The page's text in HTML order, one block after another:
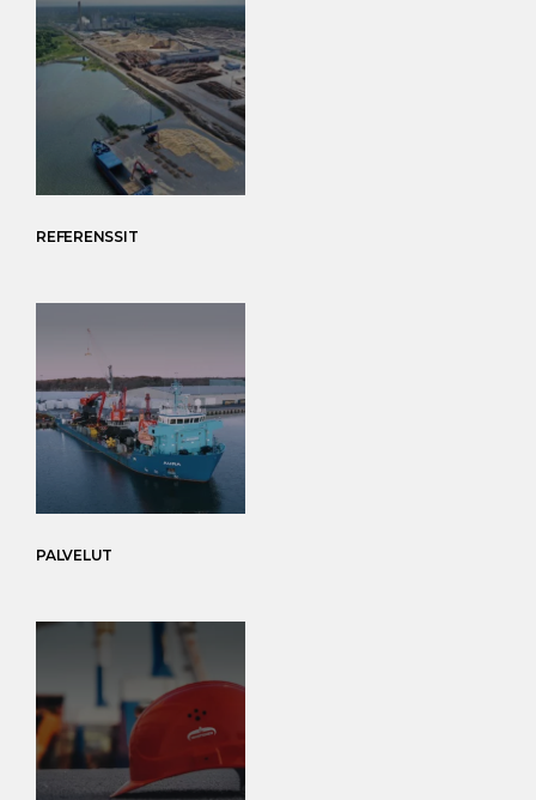
REFERENSSIT
PALVELUT